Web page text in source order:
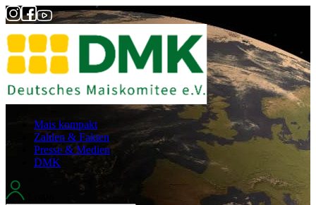
Mais kompakt
Zahlen & Fakten
Presse & Medien
DMK